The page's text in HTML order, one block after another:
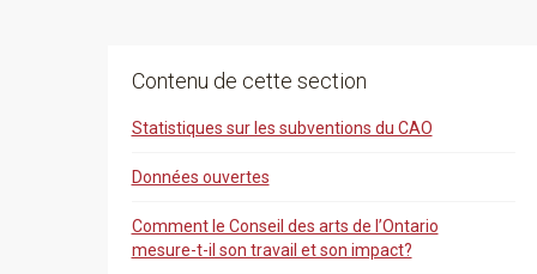
Contenu de cette section
Statistiques sur les subventions du CAO
Données ouvertes
Comment le Conseil des arts de l’Ontario
mesure-t-il son travail et son impact?